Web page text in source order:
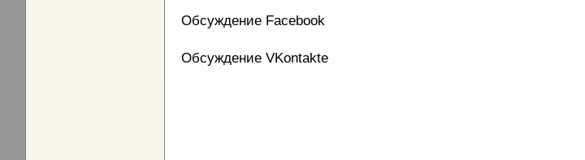
Обсуждение Facebook
Обсуждение VKontakte